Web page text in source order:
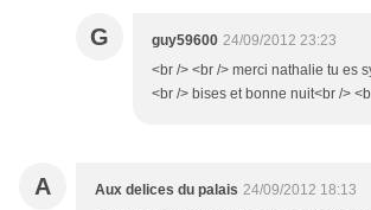
G guy59600 24/09/2012 23:23
<br /> <br /> merci nathalie tu es
<br /> bises et bonne nuit<br />
A Aux delices du palais 24/09/2012 18:13